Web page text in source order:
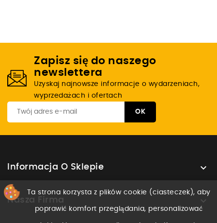
Zapisz się do naszego
newslettera
Uzyskaj najnowsze informacje o wydarzeniach,
wyprzedażach i ofertach
Informacja O Sklepie 
Nasza Firma 
Ta strona korzysta z plików cookie (ciasteczek), aby
poprawić komfort przeglądania, personalizować